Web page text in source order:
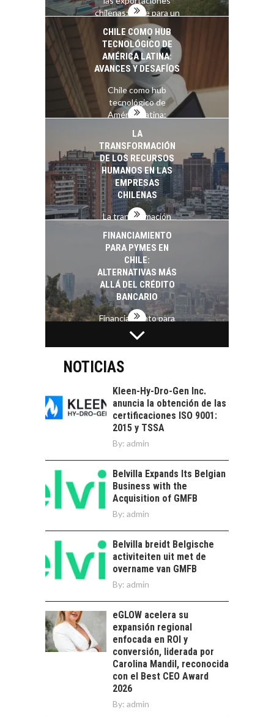
chilenas: clave para un
crecimiento…
CHILE COMO HUB
TECNOLÓGICO DE
AMÉRICA LATINA:
AVANCES Y DESAFÍOS
Chile como hub
tecnológico de
América Latina:
LA
TRANSFORMACIÓN
DE LOS RECURSOS
HUMANOS EN LAS
EMPRESAS
CHILENAS
La transformación
recursos humanos en
las empresas…
FINANCIAMIENTO
PARA PYMES EN
CHILE:
ALTERNATIVAS MÁS
ALLÁ DEL CRÉDITO
BANCARIO
Financiamiento para
pymes en Chile:
alternativas que
crédito…
EL CRECIMIENTO DE
LOS SERVICIOS
DIGITALES
EXPORTADOS DESDE
CHILE
El auge de las
exportaciones de
servicios digitales en
Chile:…
TURISMO EN EL
ATACAMA:
OPORTUNIDADES
PARA EL
DESARROLLO LOCAL
Atacama: Motor
Estratégico para el
Desarrollo Turístico…
LA IMPORTANCIA DE
DIVERSIFICAR LAS
EXPORTACIONES
La diversificación de
las exportaciones
chilenas: clave para un
crecimiento…
CHILE COMO HUB
TECNOLÓGICO DE
AMÉRICA LATINA:
AVANCES Y DESAFÍOS
Chile como hub
NOTICIAS
Kleen-Hy-Dro-Gen Inc.
anuncia la obtención de las
certificaciones ISO 9001:
2015 y TSSA
By: admin
Belvilla Expands Its Belgian
Business with the
Acquisition of GMFB
By: admin
Belvilla breidt Belgische
activiteiten uit met de
overname van GMFB
By: admin
eGLOW acelera su
expansión regional
enfocada en ROI y
conversión, liderada por
Carolina Mandil, reconocida
con el Best CEO Award
2026
By: admin